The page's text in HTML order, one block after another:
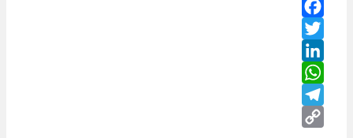
Facebook
Twitter
LinkedIn
WhatsApp
Telegram